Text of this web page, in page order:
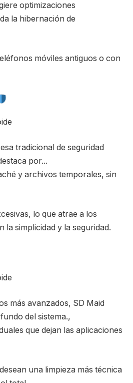
optimizaciones
la hibernación de
móviles antiguos o con
tradicional de seguridad
por...
y archivos temporales, sin
lo que atrae a los
la simplicidad y la seguridad.
más avanzados, SD Maid
del sistema.,
que dejan las aplicaciones
una limpieza más técnica